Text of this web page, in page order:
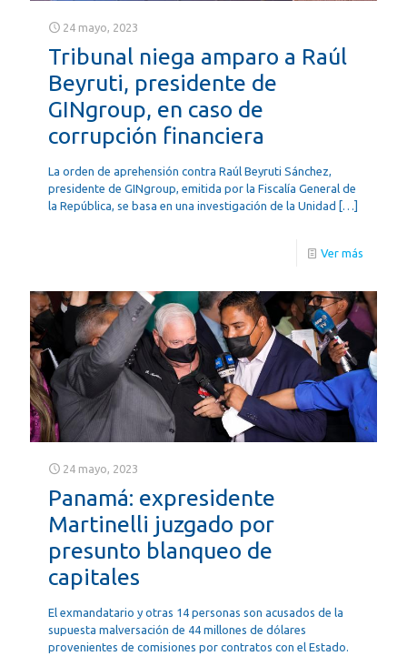
24 mayo, 2023
Tribunal niega amparo a Raúl
Beyruti, presidente de
GINgroup, en caso de
corrupción financiera
La orden de aprehensión contra Raúl Beyruti Sánchez,
presidente de GINgroup, emitida por la Fiscalía General de
la República, se basa en una investigación de la Unidad […]
Ver más
24 mayo, 2023
Panamá: expresidente
Martinelli juzgado por
presunto blanqueo de
capitales
El exmandatario y otras 14 personas son acusados de la
supuesta malversación de 44 millones de dólares
provenientes de comisiones por contratos con el Estado.